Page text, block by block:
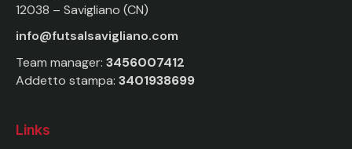
12038 – Savigliano (CN)
info@futsalsavigliano.com
Team manager: 3456007412
Addetto stampa: 3401938699
Links